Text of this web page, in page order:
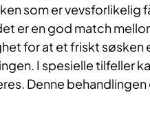
som er vevsforlikelig
er en god match
for at et friskt
I spesielle tilfeller
Denne